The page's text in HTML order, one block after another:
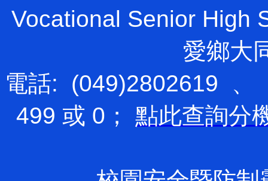
Vocational Senior
愛鄉大
電話: (049)2802619
499 或 0； 點此查詢分